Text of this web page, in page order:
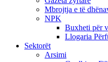
Mbrojtja e të
NPK
Buxheti për
Llogaria
Sektorët
Arsimi